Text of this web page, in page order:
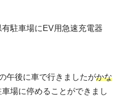
駐車場にEV用急速充電器
午後に車で行きましたがかな
車場に停めることができまし